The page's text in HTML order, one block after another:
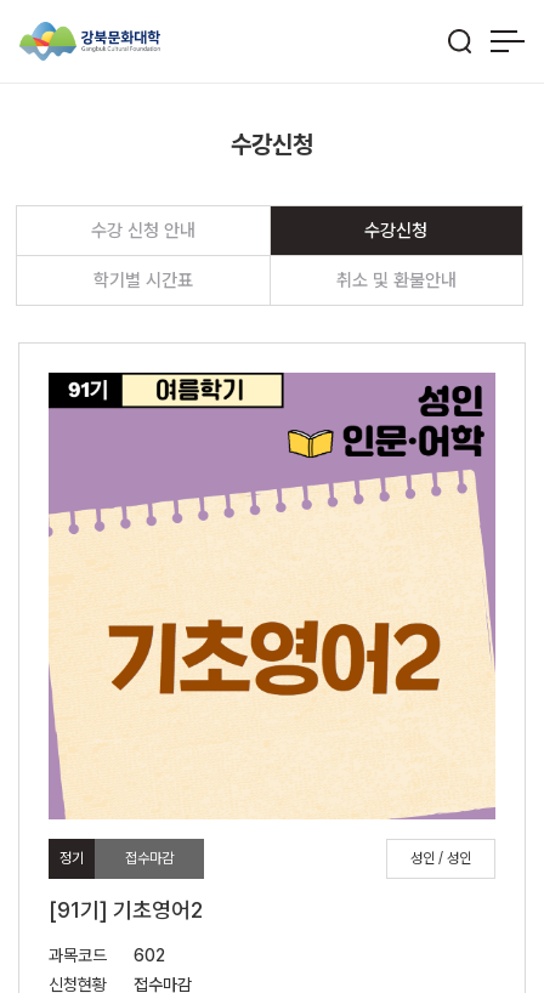
수강신청
수강 신청 안내 수강신청
학기별 시간표 취소 및 환불안내
정기 접수마감 성인 / 성인
[91기] 기초영어2
과목코드
602
신청현황
접수마감